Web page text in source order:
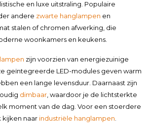
en luxe uitstraling. Populaire
andere zwarte hanglampen en
stalen of chromen afwerking, die
woonkamers en keukens.
zijn voorzien van energiezuinige
geïntegreerde LED-modules geven warm
een lange levensduur. Daarnaast zijn
dimbaar , waardoor je de lichtsterkte
moment van de dag. Voor een stoerdere
kijken naar industriële hanglampen